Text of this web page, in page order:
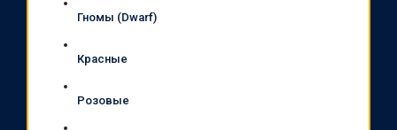
Гномы (Dwarf)
Красные
Розовые